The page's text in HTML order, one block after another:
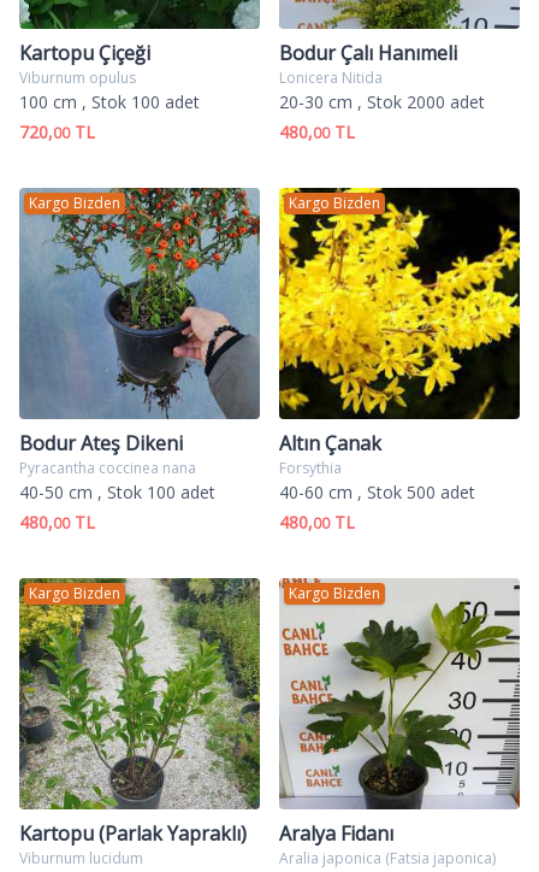
Kartopu Çiçeği
Viburnum opulus
100 cm , Stok 100 adet
720,00TL
Bodur Çalı Hanımeli
Lonicera Nitida
20-30 cm , Stok 2000 adet
480,00TL
Kargo Bizden
Bodur Ateş Dikeni
Pyracantha coccinea nana
40-50 cm , Stok 100 adet
480,00TL
Kargo Bizden
Altın Çanak
Forsythia
40-60 cm , Stok 500 adet
480,00TL
Kargo Bizden
Kartopu (Parlak Yapraklı)
Viburnum lucidum
Kargo Bizden
Aralya Fidanı
Aralia japonica (Fatsia japonica)